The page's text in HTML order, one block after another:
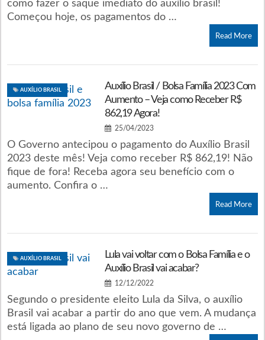
como fazer o saque imediato do auxílio brasil!
Começou hoje, os pagamentos do …
Read More
AUXÍLIO BRASIL
Auxílio Brasil / Bolsa Família 2023 Com
Aumento – Veja como Receber R$
862,19 Agora!
25/04/2023
O Governo antecipou o pagamento do Auxílio Brasil
2023 deste mês! Veja como receber R$ 862,19! Não
fique de fora! Receba agora seu benefício com o
aumento. Confira o …
Read More
AUXÍLIO BRASIL
Lula vai voltar com o Bolsa Família e o
Auxílio Brasil vai acabar?
12/12/2022
Segundo o presidente eleito Lula da Silva, o auxílio
Brasil vai acabar a partir do ano que vem. A mudança
está ligada ao plano de seu novo governo de …